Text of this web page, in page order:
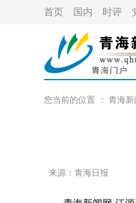
首页 国内 时评
您当前的位置 ： 青海新
来源：青海日报